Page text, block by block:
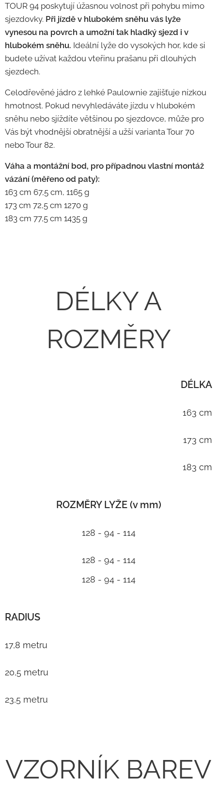
TOUR 94 poskytují úžasnou volnost při pohybu mimo
sjezdovky. Při jízdě v hlubokém sněhu vás lyže
vynesou na povrch a umožní tak hladký sjezd i v
hlubokém sněhu. Ideální lyže do vysokých hor, kde si
budete užívat každou vteřinu prašanu při dlouhých
sjezdech.
Celodřevěné jádro z lehké Paulownie zajišťuje nízkou
hmotnost. Pokud nevyhledáváte jízdu v hlubokém
sněhu nebo sjíždíte většinou po sjezdovce, může pro
Vás být vhodnější obratnější a užší varianta Tour 70
nebo Tour 82.
Váha a montážní bod, pro případnou vlastní montáž
vázání (měřeno od paty):
163 cm 67,5 cm, 1165 g
173 cm 72,5 cm 1270 g
183 cm 77,5 cm 1435 g
DÉLKY A
ROZMĚRY
DÉLKA
163 cm
173 cm
183 cm
ROZMĚRY LYŽE (v mm)
128 - 94 - 114
128 - 94 - 114
128 - 94 - 114
RADIUS
17,8 metru
20,5 metru
23,5 metru
VZORNÍK BAREV